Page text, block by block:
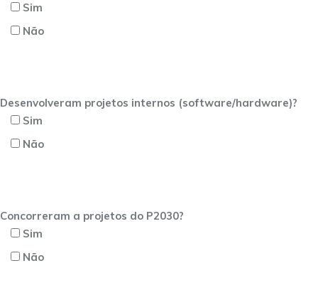
Sim
Não
Desenvolveram projetos internos (software/hardware)?
Sim
Não
Concorreram a projetos do P2030?
Sim
Não